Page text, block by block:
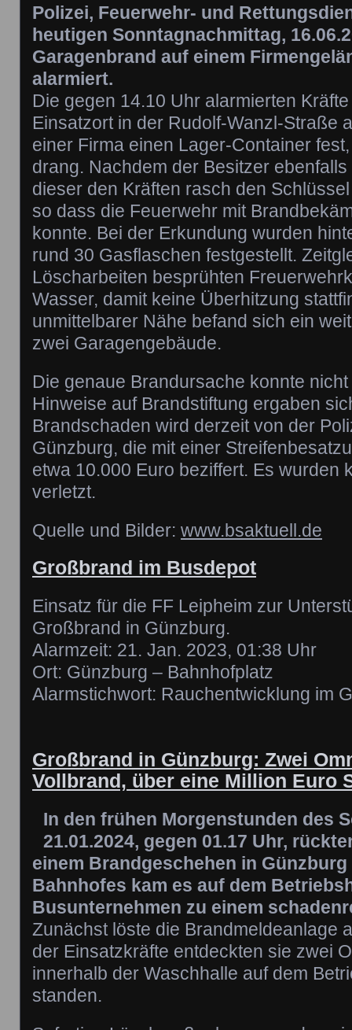
Polizei, Feuerwehr- und
heutigen Sonntagnachmittag,
Garagenbrand auf einem
alarmiert.
Die gegen 14.10 Uhr alarmierten
Einsatzort in der Rudolf-Wanzl-Straße
einer Firma einen Lager-Container
drang. Nachdem der Besitzer
dieser den Kräften rasch den
so dass die Feuerwehr mit
konnte. Bei der Erkundung wurden
rund 30 Gasflaschen festgestellt.
Löscharbeiten besprühten
Wasser, damit keine Überhitzung
unmittelbarer Nähe befand sich ein
zwei Garagengebäude.
Die genaue Brandursache konnte
Hinweise auf Brandstiftung ergaben
Brandschaden wird derzeit von der
Günzburg, die mit einer
etwa 10.000 Euro beziffert. Es wurden
verletzt.
Quelle und Bilder: www.bsaktuell.de
Großbrand im Busdepot
Einsatz für die FF Leipheim zur
Großbrand in Günzburg.
Alarmzeit: 21. Jan. 2023, 01:38 Uhr
Ort: Günzburg – Bahnhofplatz
Alarmstichwort: Rauchentwicklung im
Großbrand in Günzburg: Zwei
Vollbrand, über eine Million Euro
In den frühen Morgenstunden des
21.01.2024, gegen 01.17 Uhr,
einem Brandgeschehen in
Bahnhofes kam es auf dem
Busunternehmen zu einem
Zunächst löste die Brandmeldeanlage
der Einsatzkräfte entdeckten sie zwei
innerhalb der Waschhalle auf dem
standen.